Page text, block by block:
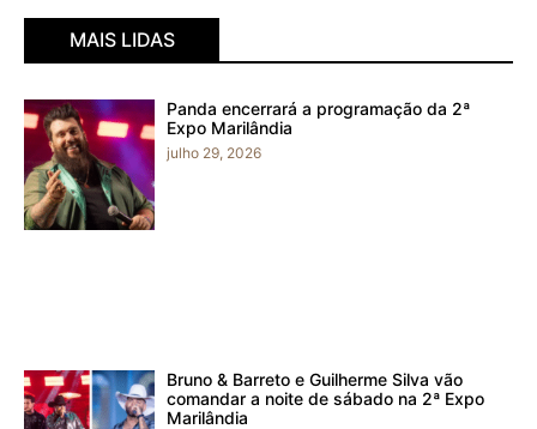
MAIS LIDAS
Panda encerrará a programação da 2ª
Expo Marilândia
julho 29, 2026
Bruno & Barreto e Guilherme Silva vão
comandar a noite de sábado na 2ª Expo
Marilândia